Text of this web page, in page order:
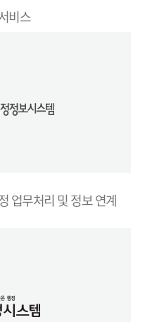
비스
업무처리 및 정보 연계